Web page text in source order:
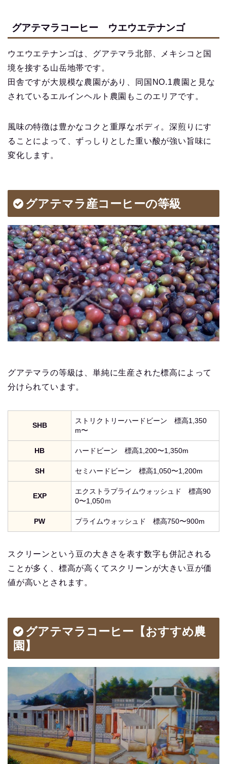
グアテマラコーヒー ウエウエテナンゴ
ウエウエテナンゴは、グアテマラ北部、メキシコと国
境を接する山岳地帯です。
田舎ですが大規模な農園があり、同国NO.1農園と見な
されているエルインヘルト農園もこのエリアです。
風味の特徴は豊かなコクと重厚なボディ。深煎りにす
ることによって、ずっしりとした重い酸が強い旨味に
変化します。
グアテマラ産コーヒーの等級
グアテマラの等級は、単純に生産された標高によって
分けられています。
SHB
ストリクトリーハードビーン 標高1,350
m〜
HB ハードビーン 標高1,200〜1,350m
SH セミハードビーン 標高1,050〜1,200m
EXP
エクストラプライムウォッシュド 標高90
0〜1,050ｍ
PW プライムウォッシュド 標高750〜900m
スクリーンという豆の大きさを表す数字も併記される
ことが多く、標高が高くてスクリーンが大きい豆が価
値が高いとされます。
グアテマラコーヒー【おすすめ農
園】